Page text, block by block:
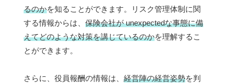
るのかを知ることができます。リスク管理体制に関
する情報からは、 保険会社が unexpectedな事態に備
えてどのような対策を講じているのかを理解するこ
とができます。
さらに、役員報酬の情報は、 経営陣の経営姿勢を判